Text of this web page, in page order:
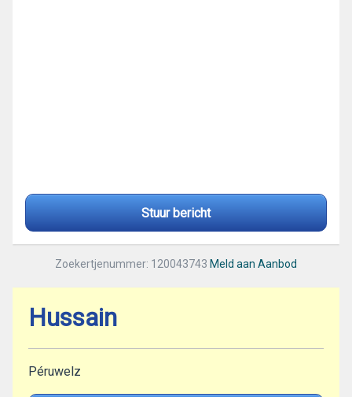
Stuur bericht
Zoekertjenummer: 120043743 Meld aan Aanbod
Hussain
Péruwelz